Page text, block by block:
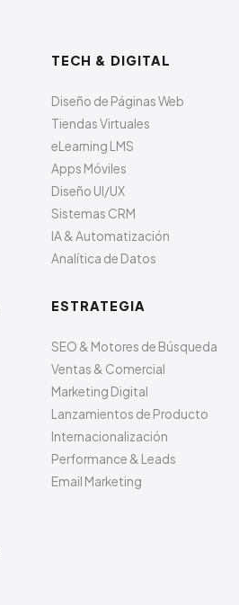
TECH & DIGITAL
Diseño de Páginas Web
Tiendas Virtuales
eLearning LMS
Apps Móviles
Diseño UI/UX
Sistemas CRM
IA & Automatización
Analítica de Datos
ESTRATEGIA
SEO & Motores de Búsqueda
Ventas & Comercial
Marketing Digital
Lanzamientos de Producto
Internacionalización
Performance & Leads
Email Marketing